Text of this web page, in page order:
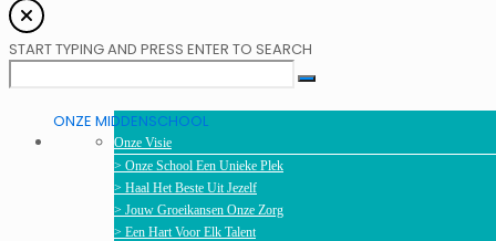
START TYPING AND PRESS ENTER TO SEARCH
ONZE MIDDENSCHOOL
Onze Visie
> Onze School Een Unieke Plek
> Haal Het Beste Uit Jezelf
> Jouw Groeikansen Onze Zorg
> Een Hart Voor Elk Talent